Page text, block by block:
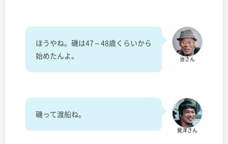
治さん
ほうやね。磯は47～48歳くらいから
始めたんよ。
晃洋さん
磯って渡船ね。